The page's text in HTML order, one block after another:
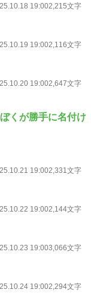
19:002,215文字
19:002,116文字
19:002,647文字
くが勝手に名付け
19:002,331文字
19:002,144文字
19:003,066文字
19:002,294文字